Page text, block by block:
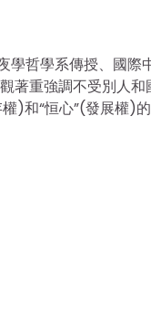
哲學系傳授、國際
著重強調不受別人
)和“恒心”(發展權)的